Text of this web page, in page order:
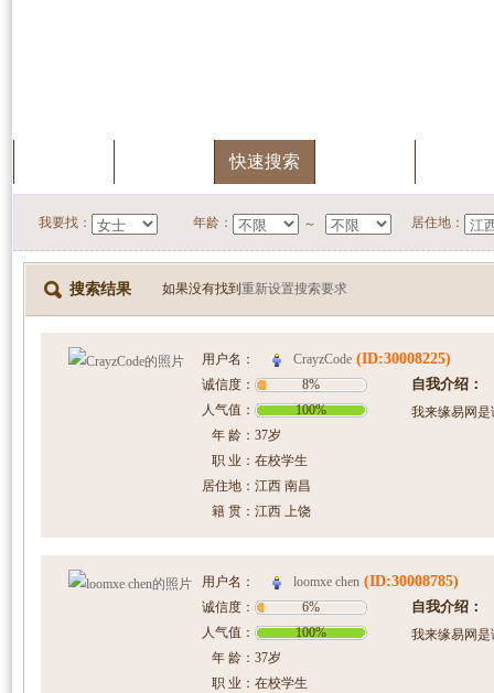
快速搜索
我要找： 年龄： ～ 居住地：
搜索结果 如果没有找到 重新设置搜索要求
用户名： CrayzCode (ID:30008225)
诚信度：
8%
人气值：
100%
年 龄： 37岁
职 业： 在校学生
居住地： 江西 南昌
籍 贯： 江西 上饶
自我介绍：
我来缘易网
用户名： loomxe chen (ID:30008785)
诚信度：
6%
人气值：
100%
年 龄： 37岁
职 业： 在校学生
自我介绍：
我来缘易网